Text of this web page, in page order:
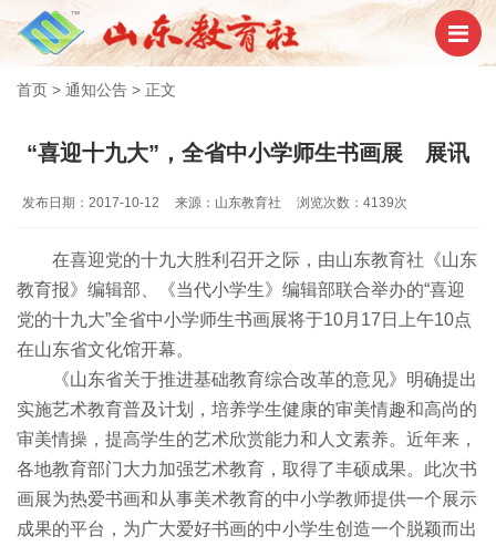
首页 > 通知公告 > 正文
“喜迎十九大”，全省中小学师生书画展 展讯
发布日期：2017-10-12 来源：山东教育社 浏览次数：4139次
在喜迎党的十九大胜利召开之际，由山东教育社《山东
教育报》编辑部、《当代小学生》编辑部联合举办的“喜迎
党的十九大”全省中小学师生书画展将于10月17日上午10点
在山东省文化馆开幕。
《山东省关于推进基础教育综合改革的意见》明确提出
实施艺术教育普及计划，培养学生健康的审美情趣和高尚的
审美情操，提高学生的艺术欣赏能力和人文素养。近年来，
各地教育部门大力加强艺术教育，取得了丰硕成果。此次书
画展为热爱书画和从事美术教育的中小学教师提供一个展示
成果的平台，为广大爱好书画的中小学生创造一个脱颖而出